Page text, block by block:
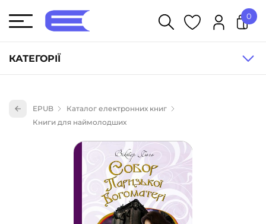
КАТЕГОРІЇ
Книги для дітей (835)
Науково-популярна література (1015)
Навчальна література та посібники (527)
Енциклопедії, довідники, словники (55)
Подарункові сертифікати (1)
0
EPUB
Каталог електронних книг
Книги для наймолодших